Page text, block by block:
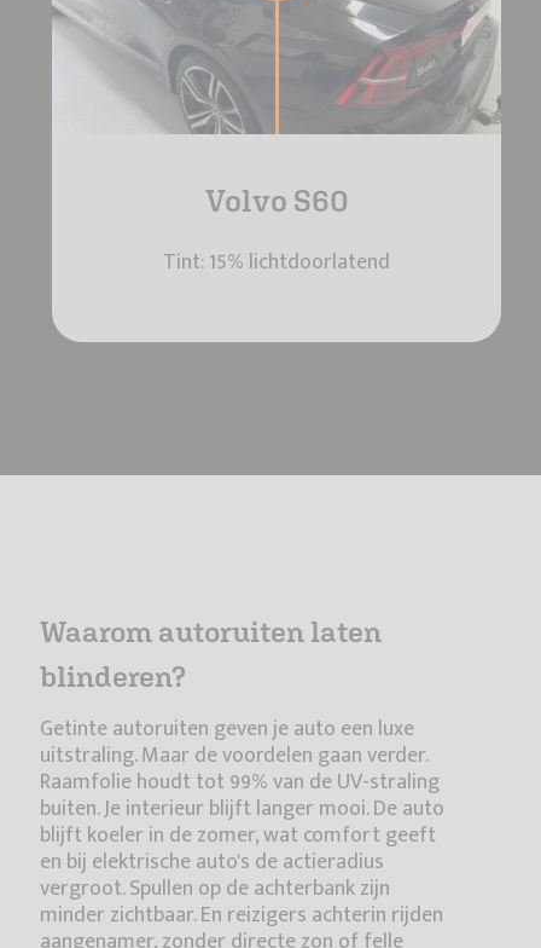
Volvo S60
Tint: 15% lichtdoorlatend
Waarom autoruiten laten
blinderen?
Getinte autoruiten geven je auto een luxe
uitstraling. Maar de voordelen gaan verder.
Raamfolie houdt tot 99% van de UV-straling
buiten. Je interieur blijft langer mooi. De auto
blijft koeler in de zomer, wat comfort geeft
en bij elektrische auto's de actieradius
vergroot. Spullen op de achterbank zijn
minder zichtbaar. En reizigers achterin rijden